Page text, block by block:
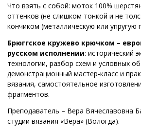
Что взять с собой: моток 100%
оттенков (не слишком тонкой и не
кончиком (металлическую или упругую
Брюггское кружево крючком –
русском исполнении: исторический
технологии, разбор схем и условных
демонстрационный мастер-класс и
вязания, самостоятельное
фрагментов.
Преподаватель – Вера Вячеславовна
студии вязания «Вера» (Вологда).